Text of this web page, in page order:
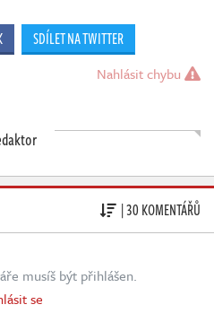
SDÍLET NA TWITTER
Nahlásit chybu
| 30 KOMENTÁŘŮ
musíš být přihlášen.
se